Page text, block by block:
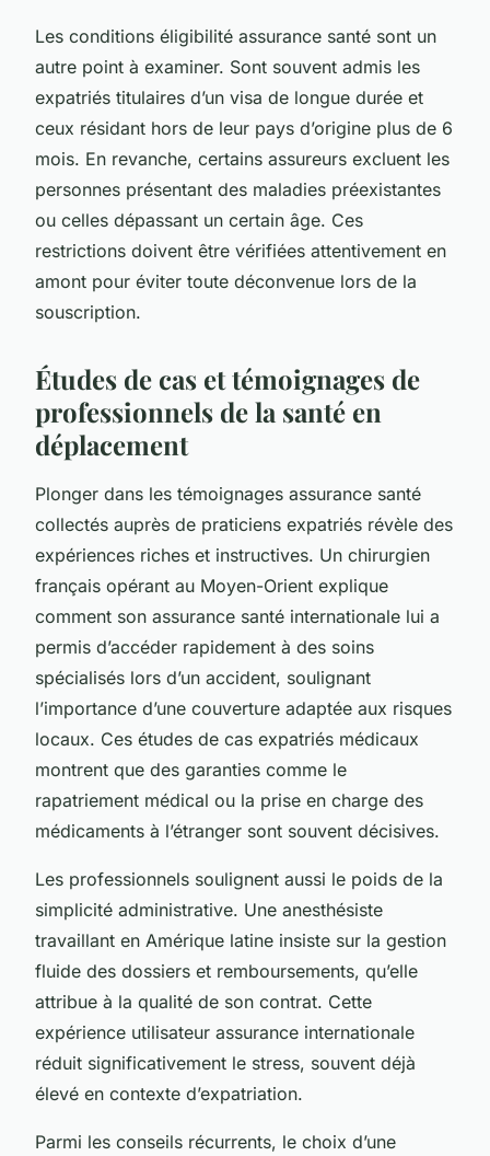
Les conditions éligibilité assurance santé sont un
autre point à examiner. Sont souvent admis les
expatriés titulaires d’un visa de longue durée et
ceux résidant hors de leur pays d’origine plus de 6
mois. En revanche, certains assureurs excluent les
personnes présentant des maladies préexistantes
ou celles dépassant un certain âge. Ces
restrictions doivent être vérifiées attentivement en
amont pour éviter toute déconvenue lors de la
souscription.
Études de cas et témoignages de
professionnels de la santé en
déplacement
Plonger dans les témoignages assurance santé
collectés auprès de praticiens expatriés révèle des
expériences riches et instructives. Un chirurgien
français opérant au Moyen-Orient explique
comment son assurance santé internationale lui a
permis d’accéder rapidement à des soins
spécialisés lors d’un accident, soulignant
l’importance d’une couverture adaptée aux risques
locaux. Ces études de cas expatriés médicaux
montrent que des garanties comme le
rapatriement médical ou la prise en charge des
médicaments à l’étranger sont souvent décisives.
Les professionnels soulignent aussi le poids de la
simplicité administrative. Une anesthésiste
travaillant en Amérique latine insiste sur la gestion
fluide des dossiers et remboursements, qu’elle
attribue à la qualité de son contrat. Cette
expérience utilisateur assurance internationale
réduit significativement le stress, souvent déjà
élevé en contexte d’expatriation.
Parmi les conseils récurrents, le choix d’une